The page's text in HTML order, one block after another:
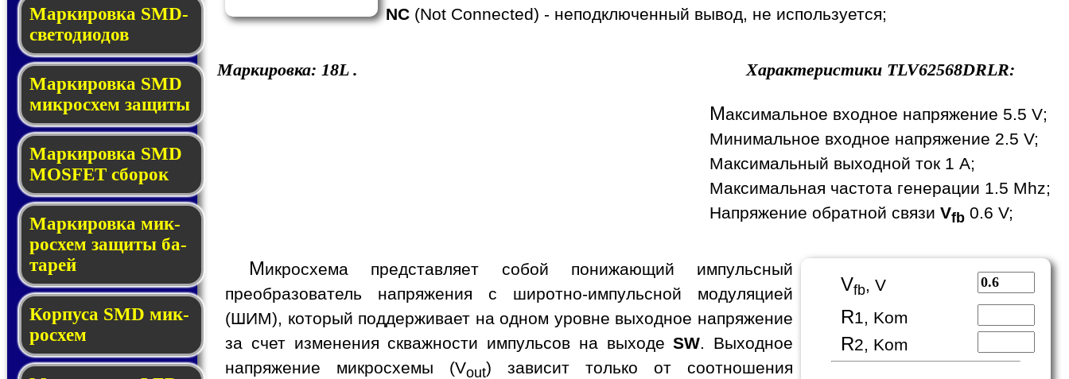
Маркировка SMD-
све­то­дио­дов
Мар­ки­ров­ка SMD
мик­рос­хем защиты
Мар­ки­ров­ка SMD
MOSFET сбо­рок
Мар­ки­ров­ка мик­
ро­схем за­щи­ты ба­
та­рей
Корпуса SMD мик­
ро­схем
NC (Not Connected) - неподключенный вывод, не используется;
Маркировка: 18L. Характеристики TLV62568DRLR:
Максимальное входное напряжение 5.5 V;
Минимальное входное напряжение 2.5 V;
Максимальный выходной ток 1 A;
Максимальная частота генерации 1.5 Mhz;
Напряжение обратной связи Vfb 0.6 V;
Vfb, V
R1, Kom
R2, Kom
Микросхема представляет собой понижающий импульсный
преобразователь напряжения с широтно-импульсной модуляцией
(ШИМ), который поддерживает на одном уровне выходное напряжение
за счет изменения скважности импульсов на выходеSW. Выходное
напряжение микросхемы (Vout) зависит только от соотношения